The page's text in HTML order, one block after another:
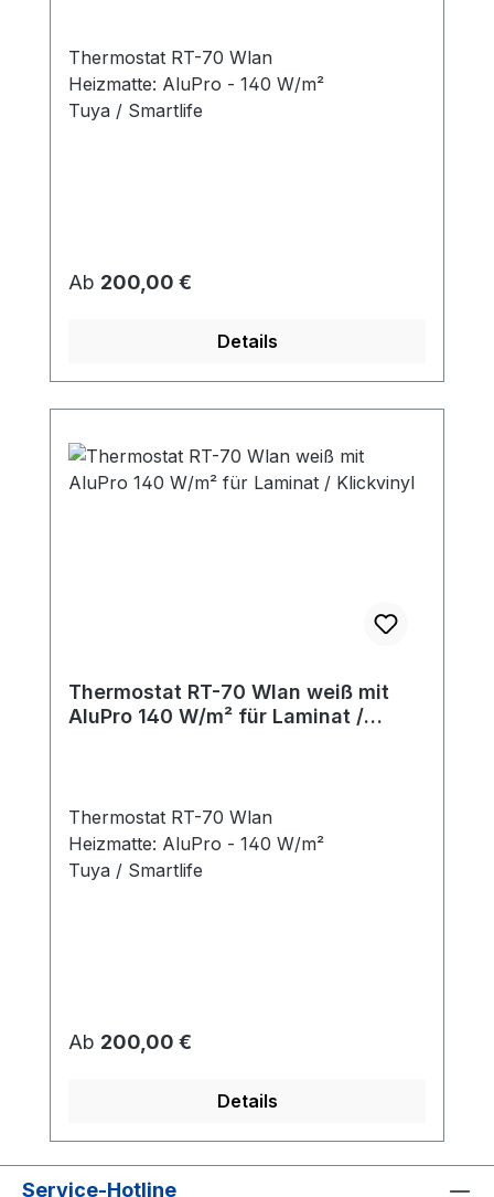
Thermostat RT-70 Wlan
Heizmatte: AluPro - 140 W/m²
Tuya / Smartlife
Regulärer Preis:
Ab 200,00 €
Details
Thermostat RT-70 Wlan weiß mit
AluPro 140 W/m² für Laminat /
Thermostat RT-70 Wlan
Heizmatte: AluPro - 140 W/m²
Tuya / Smartlife
Regulärer Preis:
Ab 200,00 €
Details
Service-Hotline